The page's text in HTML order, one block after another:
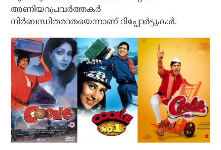
അണിയറപ്രവര്‍ത്തകര്‍
നിര്‍ബന്ധിതരാതയെന്നാണ് റിപ്പോര്‍ട്ടുകള്‍.